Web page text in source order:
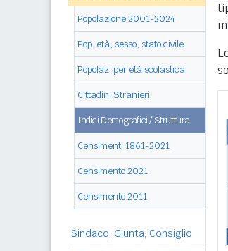
Popolazione 2001-2024
Pop. età, sesso, stato civile
Popolaz. per età scolastica
Cittadini Stranieri
Indici Demografici / Struttura
Censimenti 1861-2021
Censimento 2021
Censimento 2011
Sindaco, Giunta, Consiglio